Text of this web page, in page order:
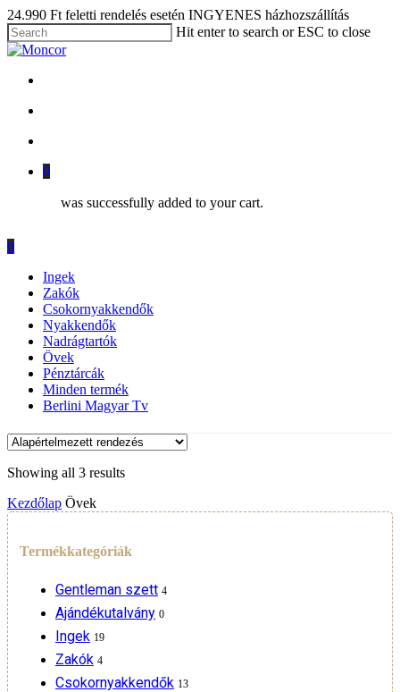
Skip
to
main
24.990 Ft feletti rendelés esetén INGYENES házhozszállítás
Hit enter to search or ESC to close
Close
0
was successfully added to your cart.
Menu
search
account
0
Ingek
Zakók
Csokornyakkendők
Nyakkendők
Nadrágtartók
Övek
Pénztárcák
Minden termék
Berlini Magyar Tv
Övek
Showing all 3 results
Kezdőlap Övek
Termékkategóriák
Gentleman szett 4
Ajándékutalvány 0
Ingek 19
Zakók 4
Csokornyakkendők 13
Close